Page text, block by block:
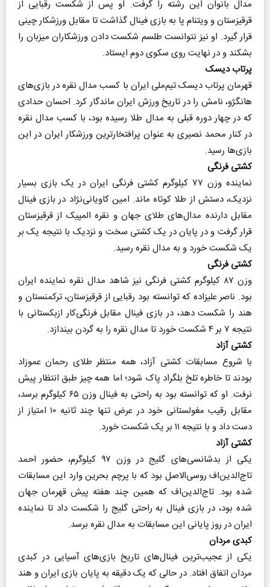
مدال بانوان این رشته را گرفت. او پس از شکست رقبایی از
قرقیزستان و ویتنام پا به بازی فینال گذاشت تا مقابل ورزشکار چینی
قرار گیرد. او نیز نتوانست طلسم شکست دادن ورزشکاران میزبان را
بشکند و در نهایت روی سکوی دوم ایستاد.
پرتاب دیسک
قهرمان پرتاب دیسک تیم‌ملی ایران با کسب مدال نقره در بازی‌های
هانگژو، نامش را در تاریخ ورزش ایران ماندگار کرد. احسان حدادی
که در چهار دوره قبلی به مدال طلا رسیده بود، با کسب مدال نقره
در کنار محمد نصیری به عنوان پرافتخارترین ورزشکار ایران در این
بازی‌ها رسید.
کشتی فرنگی
نماینده وزن ۷۷ کیلوگرم کشتی فرنگی ایران در یک بازی بسیار
نزدیک، دستش از طلا کوتاه ماند. امین کاویانی‌نژاد در بازی فینال
مقابل دارنده مدال‌های طلای جهان و نقره المپیک از قرقیزستان
قرار گرفت و در پایان در یک کشتی سخت و نزدیک با نتیجه یک بر
یک شکست خورد و به مدال نقره رسید.
کشتی فرنگی
وزن ۸۷ کیلوگرم کشتی فرنگی نیز شاهد مدال نقره نماینده ایران
بود. ناصر علیزاده که توانسته بود رقبایی از قرقیزستان، ترکمنستان و
هند را شکست دهد، در بازی فینال مقابل فرنگی‌کار ازبکستانی با
نتیجه ۷ بر ۴ شکست خورد تا مدال نقره را به گردن بیندازد.
کشتی آزاد
با شروع مسابقات کشتی آزاد، همه منتظر طلای رحمان عموزاد
بودند تا خاطره تلخ بلگراد پاک شود؛ اما همه چیز طبق انتظار پیش
نرفت. او که توانسته بود به راحتی به فینال وزن ۶۵ کیلوگرم برسد،
مقابل رقیب مغولستانی خود در عرض تنها چند ثانیه ۱۰ امتیاز از
دست داد و با نتیجه ۱۱ بر یک شکست خورد.
کشتی آزاد
یکی از بدشانسی‌های گلیج در وزن ۹۷ کیلوگرم، حضور احمد
تاج‌الدین‌اف روسی‌الاصل بود که با پرچم بحرین وارد این مسابقات
شده بود. تاج‌الدین‌اف که همین چند هفته پیش قهرمان جهان
شده بود، در بازی فینال به راحتی گلیج را شکست داد تا نماینده
ایران در روز پایانی این مسابقات به مدال نقره برسد.
کبدی مردان
یکی از عجیب‌ترین فینال‌های تاریخ بازی‌های آسیایی در کبدی
مردان اتفاق افتاد. در حالی که یک دقیقه به پایان بازی ایران و هند